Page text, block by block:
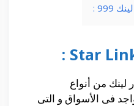
:
من أنواع
فى الأسواق و التى